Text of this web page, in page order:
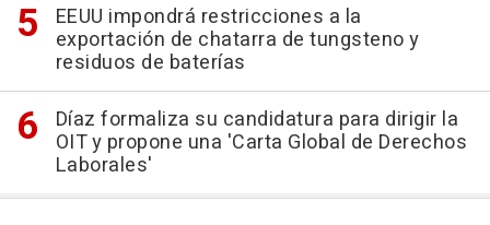
EEUU impondrá restricciones a la
exportación de chatarra de tungsteno y
residuos de baterías
Díaz formaliza su candidatura para dirigir la
OIT y propone una 'Carta Global de Derechos
Laborales'